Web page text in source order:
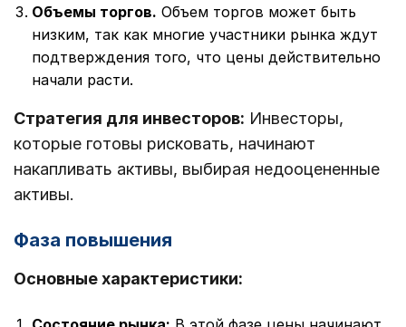
Объемы торгов. Объем торгов может быть
низким, так как многие участники рынка ждут
подтверждения того, что цены действительно
начали расти.
Стратегия для инвесторов: Инвесторы,
которые готовы рисковать, начинают
накапливать активы, выбирая недооцененные
активы.
Фаза повышения
Основные характеристики: